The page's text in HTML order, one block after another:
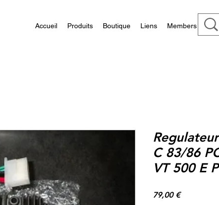
Accueil Produits Boutique Liens Members
C 83/86
VT 500 E
79,00 €Prix